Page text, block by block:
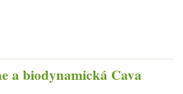
a biodynamická Cava